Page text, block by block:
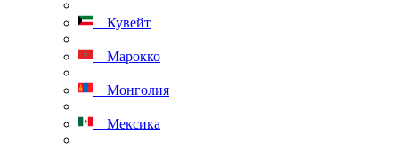
Кувейт
Марокко
Монголия
Мексика